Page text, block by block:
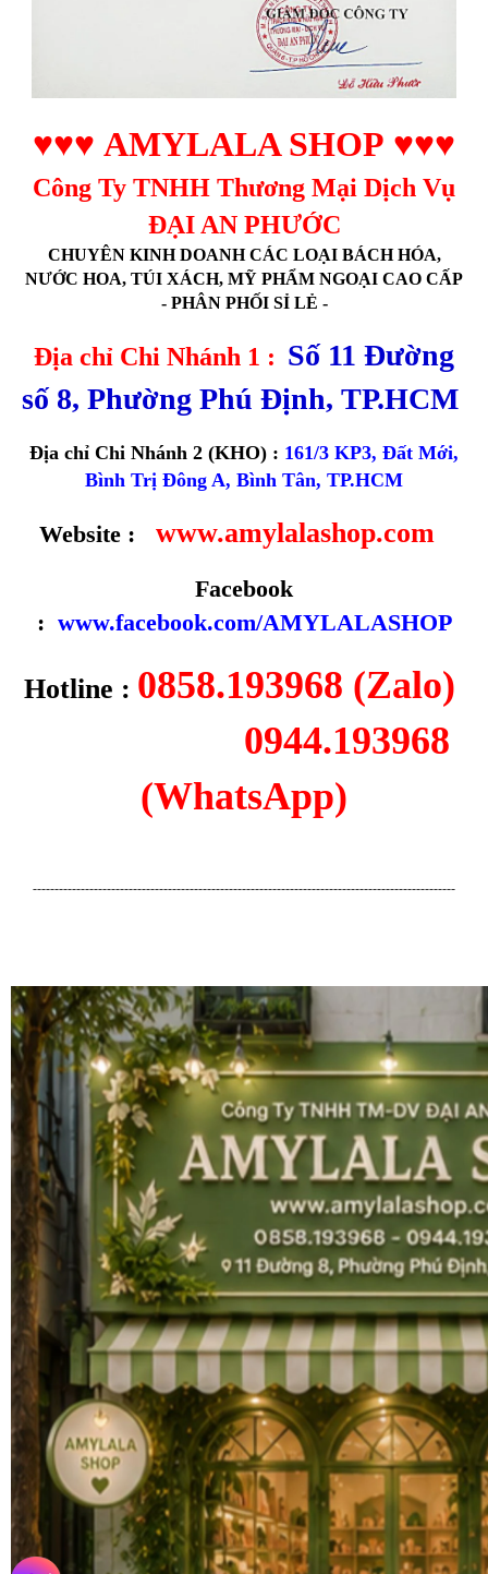
♥♥♥ AMYLALA SHOP ♥♥♥
Công Ty TNHH Thương Mại Dịch Vụ
ĐẠI AN PHƯỚC
CHUYÊN KINH DOANH CÁC LOẠI BÁCH HÓA,
NƯỚC HOA, TÚI XÁCH, MỸ PHẨM NGOẠI CAO CẤP
- PHÂN PHỐI SỈ LẺ -
Địa chỉ Chi Nhánh 1 : Số 11 Đường
số 8, Phường Phú Định, TP.HCM
Địa chỉ Chi Nhánh 2 (KHO) : 161/3 KP3, Đất Mới,
Bình Trị Đông A, Bình Tân, TP.HCM
Website : www.amylalashop.com
Facebook
: www.facebook.com/AMYLALASHOP
Hotline : 0858.193968 (Zalo)
0944.193968
(WhatsApp)
-------------------------------------------------------------------------------------------------